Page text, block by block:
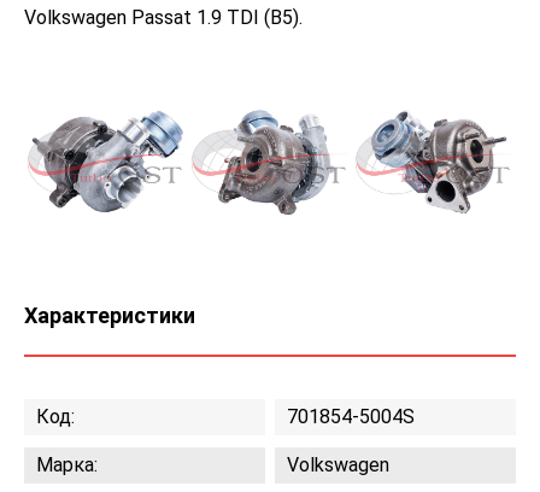
Volkswagen Passat 1.9 TDI (B5).
Характеристики
Код: 701854-5004S
Марка: Volkswagen